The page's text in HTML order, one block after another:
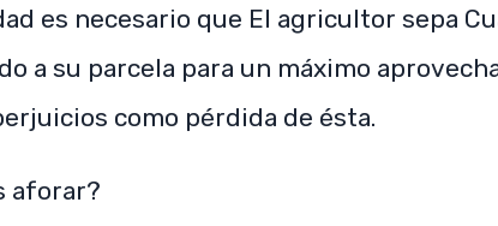
es necesario que El agricultor sepa
a su parcela para un máximo
como pérdida de ésta.
aforar?